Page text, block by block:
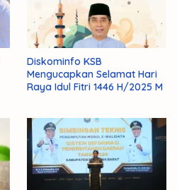
Diskominfo KSB
Mengucapkan Selamat Hari
Raya Idul Fitri 1446 H/2025 M